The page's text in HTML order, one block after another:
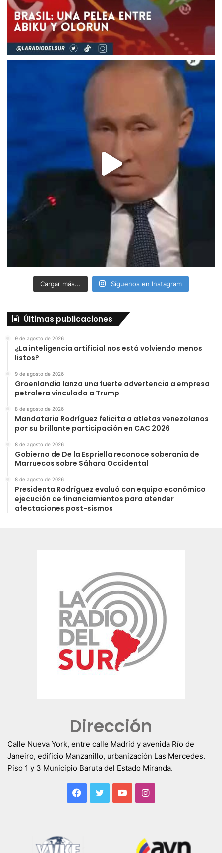
Cargar más... Síguenos en Instagram
Últimas publicaciones
9 de agosto de 2026
¿La inteligencia artificial nos está volviendo menos
listos?
9 de agosto de 2026
Groenlandia lanza una fuerte advertencia a empresa
petrolera vinculada a Trump
8 de agosto de 2026
Mandataria Rodríguez felicita a atletas venezolanos
por su brillante participación en CAC 2026
8 de agosto de 2026
Gobierno de De la Espriella reconoce soberanía de
Marruecos sobre Sáhara Occidental
8 de agosto de 2026
Presidenta Rodríguez evaluó con equipo económico
ejecución de financiamientos para atender
afectaciones post-sismos
Dirección
Calle Nueva York, entre calle Madrid y avenida Río de
Janeiro, edificio Manzanillo, urbanización Las Mercedes.
Piso 1 y 3 Municipio Baruta del Estado Miranda.
Facebook
TwitterYouTubeInstagram